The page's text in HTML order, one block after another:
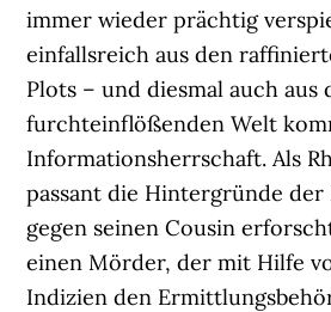
immer wieder prächtig
einfallsreich aus den
Plots – und diesmal auch aus
furchteinflößenden Welt
Informationsherrschaft. Als
passant die Hintergründe der
gegen seinen Cousin
einen Mörder, der mit Hilfe
Indizien den